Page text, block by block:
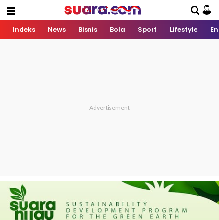
Indeks News Bisnis Bola Sport Lifestyle